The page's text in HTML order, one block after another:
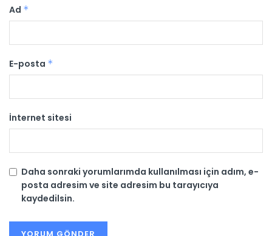
Ad *
E-posta *
İnternet sitesi
Daha sonraki yorumlarımda kullanılması için adım, e-
posta adresim ve site adresim bu tarayıcıya
kaydedilsin.